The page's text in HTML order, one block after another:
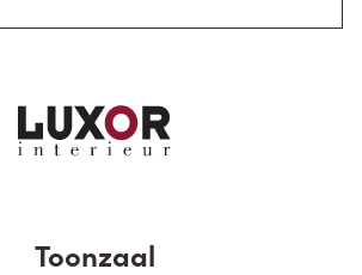
Toonzaal